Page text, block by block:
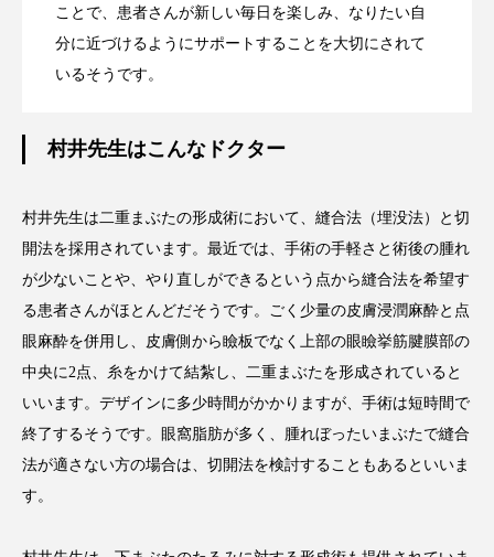
ことで、患者さんが新しい毎日を楽しみ、なりたい自
分に近づけるようにサポートすることを大切にされて
いるそうです。
村井先生はこんなドクター
村井先生は二重まぶたの形成術において、縫合法（埋没法）と切
開法を採用されています。最近では、手術の手軽さと術後の腫れ
が少ないことや、やり直しができるという点から縫合法を希望す
る患者さんがほとんどだそうです。ごく少量の皮膚浸潤麻酔と点
眼麻酔を併用し、皮膚側から瞼板でなく上部の眼瞼挙筋腱膜部の
中央に2点、糸をかけて結紮し、二重まぶたを形成されていると
いいます。デザインに多少時間がかかりますが、手術は短時間で
終了するそうです。眼窩脂肪が多く、腫れぼったいまぶたで縫合
法が適さない方の場合は、切開法を検討することもあるといいま
す。